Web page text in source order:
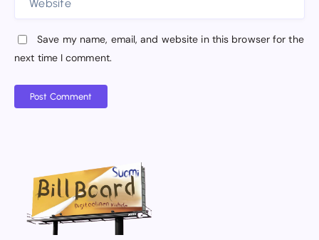
Save my name, email, and website in this browser for the
next time I comment.
Post Comment